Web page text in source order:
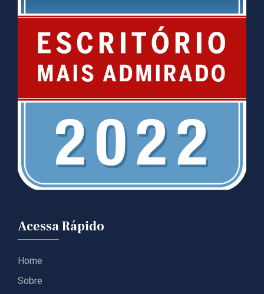
Acessa Rápido
Home
Sobre